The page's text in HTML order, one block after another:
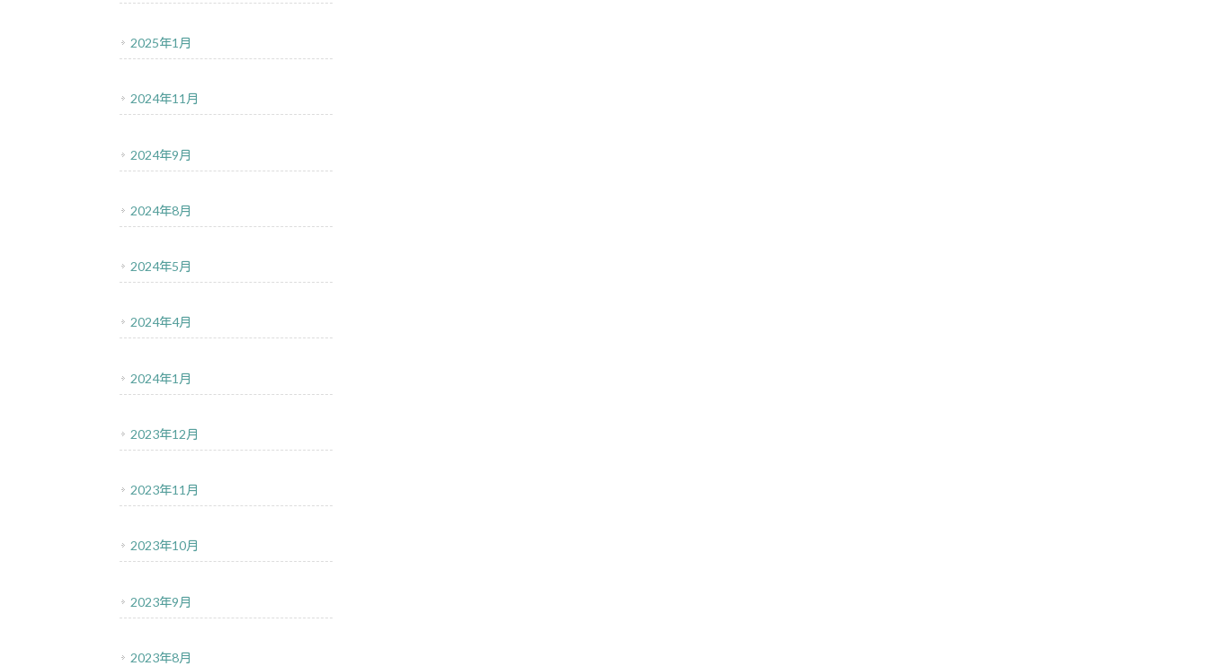
2025年1月
2024年11月
2024年9月
2024年8月
2024年5月
2024年4月
2024年1月
2023年12月
2023年11月
2023年10月
2023年9月
2023年8月